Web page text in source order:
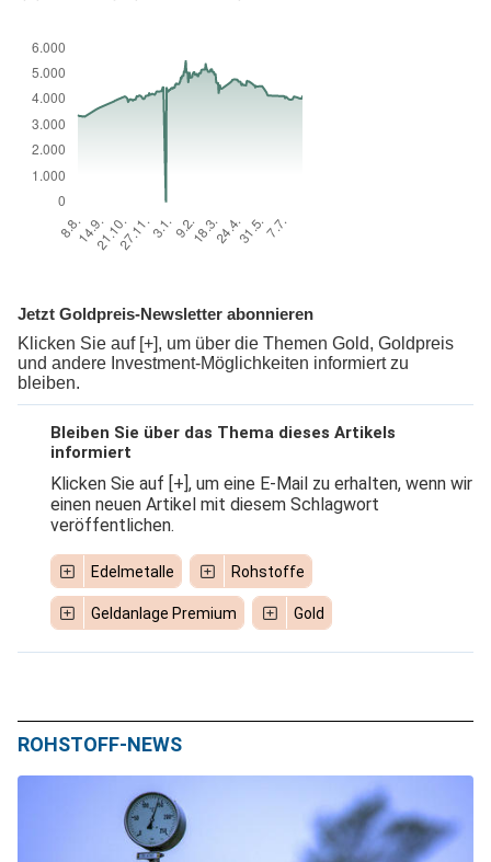
Jetzt Goldpreis-Newsletter abonnieren
Klicken Sie auf [+], um über die Themen Gold, Goldpreis
und andere Investment-Möglichkeiten informiert zu
bleiben.
Bleiben Sie über das Thema dieses Artikels
informiert
Klicken Sie auf [+], um eine E-Mail zu erhalten, wenn wir
einen neuen Artikel mit diesem Schlagwort
veröffentlichen.
Edelmetalle Rohstoffe
Geldanlage Premium Gold
ROHSTOFF-NEWS